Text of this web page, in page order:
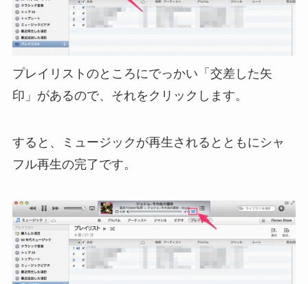
プレイリストのところにでっかい「交差した矢
印」があるので、それをクリックします。
すると、ミュージックが再生されるとともにシャ
フル再生の完了です。